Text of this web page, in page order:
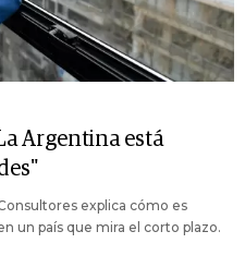
Argentina está
explica cómo es
un país que mira el corto plazo.